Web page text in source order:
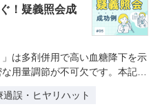
！疑義照会成
」は多剤併用で高い血糖降下を示
用量調節が不可欠です。本記事
過誤・ヒヤリハット